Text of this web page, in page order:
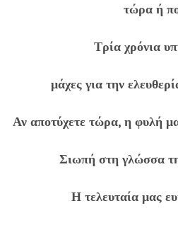
τώρα ή
Τρία χρόνια
μάχες για την
Αν αποτύχετε τώρα, η φυλή
Σιωπή στη γλώσσα
Η τελευταία μας